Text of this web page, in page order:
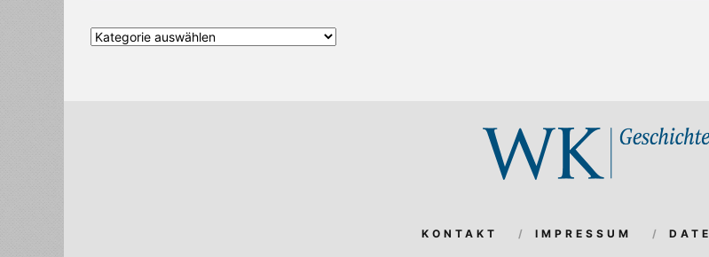
Alle
KONTAKT IMPRESSUM